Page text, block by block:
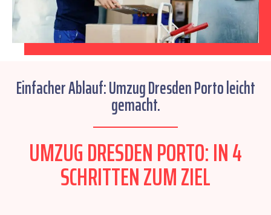
Einfacher Ablauf: Umzug Dresden Porto leicht
gemacht.
UMZUG DRESDEN PORTO: IN 4
SCHRITTEN ZUM ZIEL